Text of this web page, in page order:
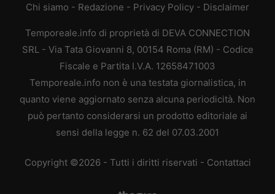
Chi siamo - Redazione - Privacy Policy - Disclaimer
Temporeale.info di proprietà di DEVA CONNECTION
SRL - Via Tata Giovanni 8, 00154 Roma (RM) - Codice
Fiscale e Partita I.V.A. 12658471003
Temporeale.info non è una testata giornalistica, in
quanto viene aggiornato senza alcuna periodicità. Non
può pertanto considerarsi un prodotto editoriale ai
sensi della legge n. 62 del 07.03.2001
Copyright ©2026 - Tutti i diritti riservati - Contattaci